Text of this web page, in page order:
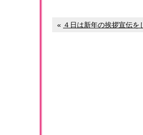
« ４日は新年の挨拶宣伝を